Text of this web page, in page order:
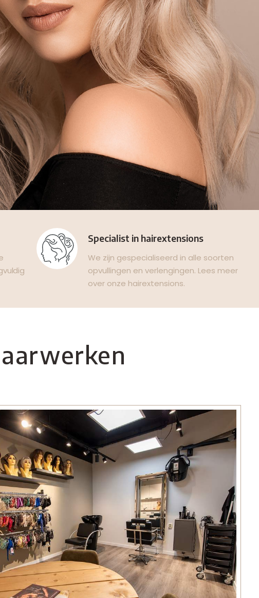
Specialist in hairextensions
We zijn gespecialiseerd in alle soorten
opvullingen en verlengingen. Lees meer
over onze hairextensions.